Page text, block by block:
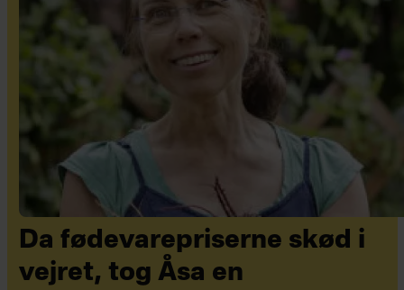
Da fødevarepriserne skød i
vejret, tog Åsa en